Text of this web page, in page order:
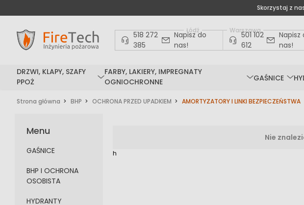
Skorzystaj z
Łódź
518 272
385
Napisz do
nas!
Warszawa
501 102
612
Napisz
nas!
DRZWI, KLAPY, SZAFY
PPOŻ
FARBY, LAKIERY, IMPREGNATY
OGNIOCHRONNE
GAŚNICE
Strona główna BHP OCHRONA PRZED UPADKIEM AMORTYZATORY I LINKI BEZPIECZEŃSTWA
Menu
GAŚNICE
BHP I OCHRONA
OSOBISTA
HYDRANTY
Nie
h